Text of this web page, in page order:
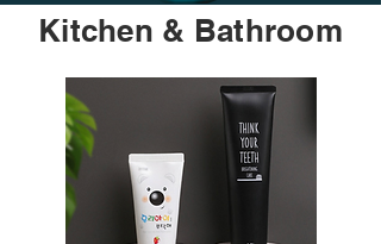
Kitchen & Bathroom